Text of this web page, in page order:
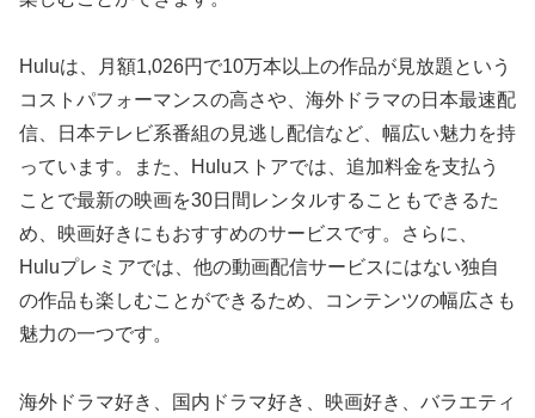
Huluは、月額1,026円で10万本以上の作品が見放題という
コストパフォーマンスの高さや、海外ドラマの日本最速配
信、日本テレビ系番組の見逃し配信など、幅広い魅力を持
っています。また、Huluストアでは、追加料金を支払う
ことで最新の映画を30日間レンタルすることもできるた
め、映画好きにもおすすめのサービスです。さらに、
Huluプレミアでは、他の動画配信サービスにはない独自
の作品も楽しむことができるため、コンテンツの幅広さも
魅力の一つです。
海外ドラマ好き、国内ドラマ好き、映画好き、バラエティ